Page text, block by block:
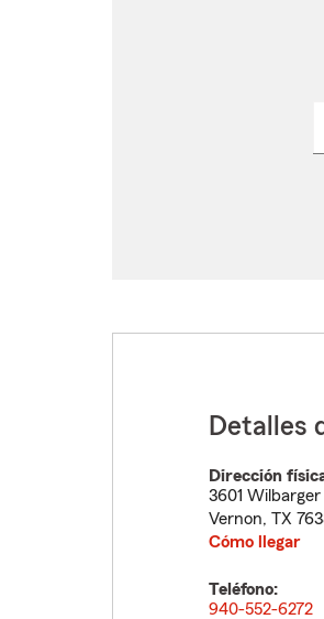
Detalles
Dirección
3601 Wilbarger
Vernon, TX
Cómo llegar
Teléfono:
940-552-6272